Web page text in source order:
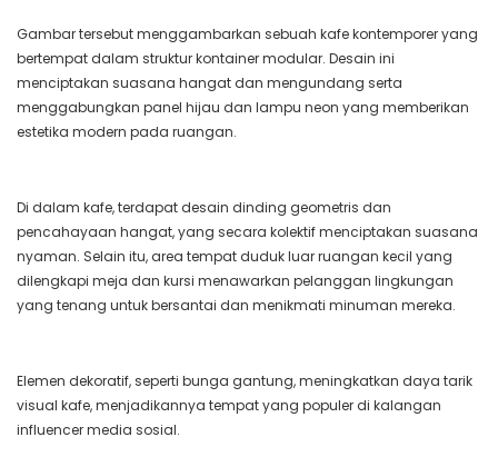
Gambar tersebut menggambarkan sebuah kafe kontemporer yang
bertempat dalam struktur kontainer modular. Desain ini
menciptakan suasana hangat dan mengundang serta
menggabungkan panel hijau dan lampu neon yang memberikan
estetika modern pada ruangan.
Di dalam kafe, terdapat desain dinding geometris dan
pencahayaan hangat, yang secara kolektif menciptakan suasana
nyaman. Selain itu, area tempat duduk luar ruangan kecil yang
dilengkapi meja dan kursi menawarkan pelanggan lingkungan
yang tenang untuk bersantai dan menikmati minuman mereka.
Elemen dekoratif, seperti bunga gantung, meningkatkan daya tarik
visual kafe, menjadikannya tempat yang populer di kalangan
influencer media sosial.